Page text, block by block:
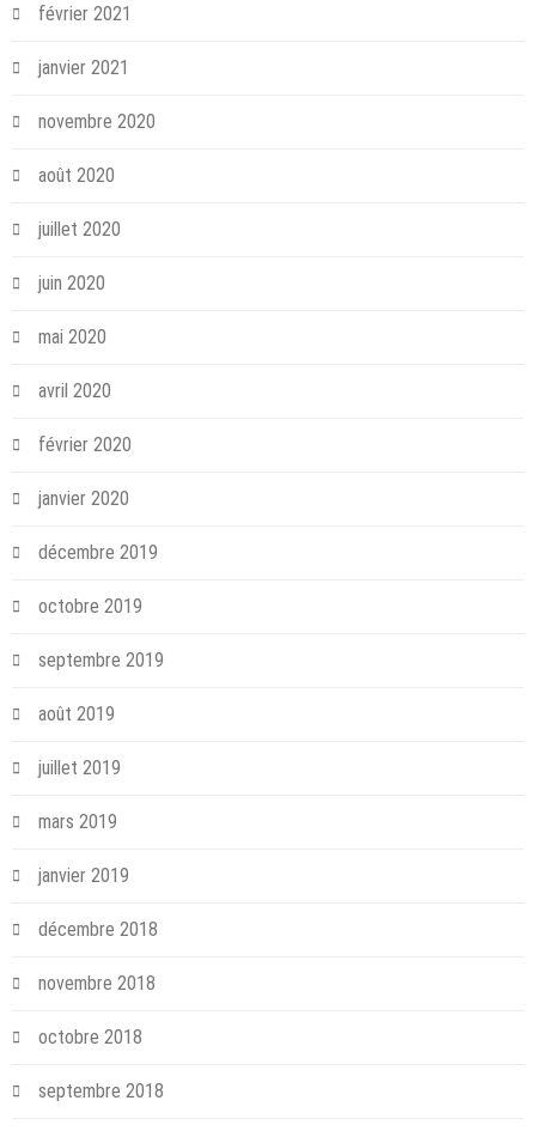
février 2021
janvier 2021
novembre 2020
août 2020
juillet 2020
juin 2020
mai 2020
avril 2020
février 2020
janvier 2020
décembre 2019
octobre 2019
septembre 2019
août 2019
juillet 2019
mars 2019
janvier 2019
décembre 2018
novembre 2018
octobre 2018
septembre 2018